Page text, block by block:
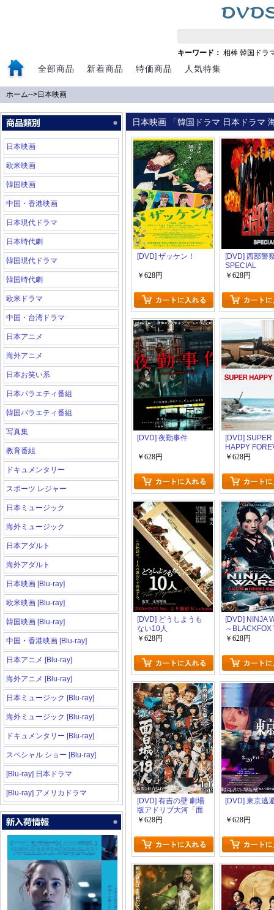
キーワード： 相棒 韓国ドラ
全部商品 新着商品 特価商品 人気特集
ホーム-->日本映画
日本映画
欧米映画
韓国映画
中国・香港映画
日本現代ドラマ
日本時代劇
韓国現代ドラマ
韓国時代劇
欧米ドラマ
中国・台湾ドラマ
日本アニメ
海外アニメ
日本お笑い系
日本バラエティ番組
韓国バラエティ番組
写真集
教育番組
ドキュメンタリー
スポーツ レジャー
日本ミュージック
海外ミュージック
日本アダルト
海外アダルト
日本映画 [Blu-ray]
欧米映画 [Blu-ray]
韓国映画 [Blu-ray]
中国・香港映画 [Blu-ray]
日本アニメ [Blu-ray]
海外アニメ [Blu-ray]
日本ミュージック [Blu-ray]
海外ミュージック [Blu-ray]
ドキュメンタリー [Blu-ray]
スペシャル ショー [Blu-ray]
[Blu-ray] 日本ドラマ
[Blu-ray] アメリカドラマ
日本映画 「韓国ドラマ 日本ドラマ
[DVD] ザッケン！
￥628円
[DVD] 西部警
SPECIAL
￥628円
[DVD] 夜勤事件
￥628円
[DVD] SUPER
HAPPY
￥628円
[DVD] どうしようも
ない10人
￥628円
[DVD] NINJA
～BLACKFOX
SHOGUN'S
￥628円
[DVD] 有吉の壁 劇場
版アドリブ大河「面
白城の18人」
￥628円
[DVD] 東京逃
￥628円